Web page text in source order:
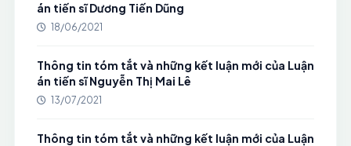
án tiến sĩ Dương Tiến Dũng
18/06/2021
Thông tin tóm tắt và những kết luận mới của Luận
án tiến sĩ Nguyễn Thị Mai Lê
13/07/2021
Thông tin tóm tắt và những kết luận mới của Luận